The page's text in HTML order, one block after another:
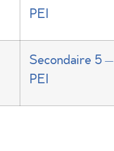
PEI
Secondaire 5 –
PEI